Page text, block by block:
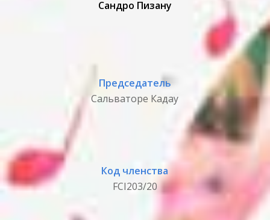
Сандро Пизану
Председатель
Сальваторе Кадау
Код членства
FCI203/20